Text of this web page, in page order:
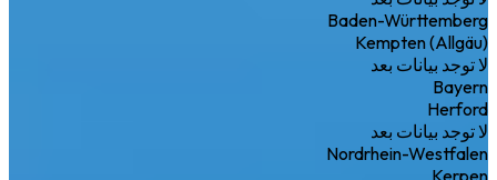
Baden-Württemberg
Kempten (Allgäu)
لا توجد بيانات بعد
Bayern
Herford
لا توجد بيانات بعد
Nordrhein-Westfalen
Kerpen